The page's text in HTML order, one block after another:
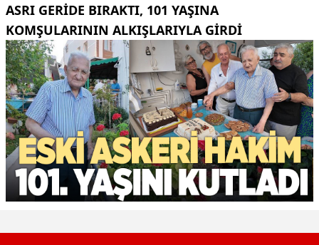
ASRI GERIDE BIRAKTI, 101 YAŞINA
KOMŞULARININ ALKIŞLARIYLA GIRDI